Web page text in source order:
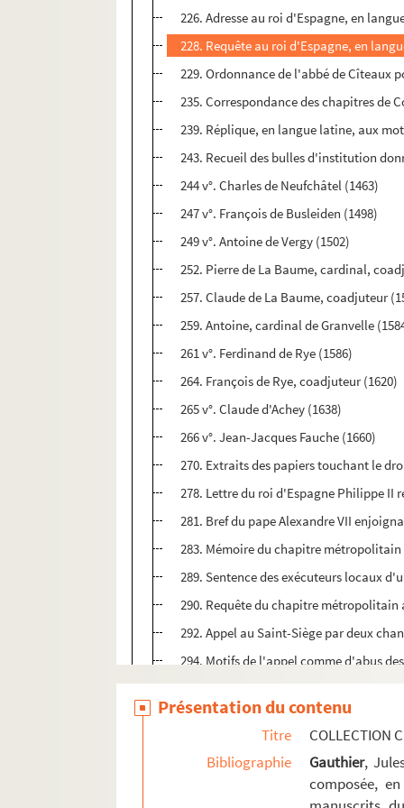
226. Adresse au roi d'Espagne, en
228. Requête au roi d'Espagne, en
229. Ordonnance de l'abbé de Cîteaux
235. Correspondance des chapitres de
239. Réplique, en langue latine, aux
243. Recueil des bulles d'institution
244 v°. Charles de Neufchâtel (1463)
247 v°. François de Busleiden (1498)
249 v°. Antoine de Vergy (1502)
252. Pierre de La Baume, cardinal,
257. Claude de La Baume, coadjuteur
259. Antoine, cardinal de Granvelle
261 v°. Ferdinand de Rye (1586)
264. François de Rye, coadjuteur (1620)
265 v°. Claude d'Achey (1638)
266 v°. Jean-Jacques Fauche (1660)
270. Extraits des papiers touchant le
278. Lettre du roi d'Espagne Philippe II
281. Bref du pape Alexandre VII
283. Mémoire du chapitre métropolitain
289. Sentence des exécuteurs locaux
290. Requête du chapitre métropolitain
292. Appel au Saint-Siège par deux
294. Motifs de l'appel comme d'abus
310. Acte d'accusation pour crime de
315. Consultation de l'avocat May sur
Ms Chiflet 5. « Droits des archevesques
Présentation du contenu
Titre
COLLECTION
Bibliographie
Gauthier,
composée,